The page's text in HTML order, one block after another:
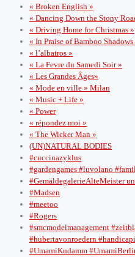
« Broken English »
« Dancing Down the Stony
« Driving Home for Christmas »
« In Praise of Bamboo Shadows
« l’albatros »
« La Fevre du Samedi Soir »
« Les Grandes Âges»
« Mode en ville » Milan
« Music + Life »
« Power
« répondez moi »
« The Wicker Man »
(UN)NATURAL BODIES
#cuccinazyklus
#gardengames #luvolano
#GemäldegalerieAlteMeister
#Madsen
#meetoo
#Rogers
#smcmodelmanagement
#hubertavonroedern
#UmamiKudamm